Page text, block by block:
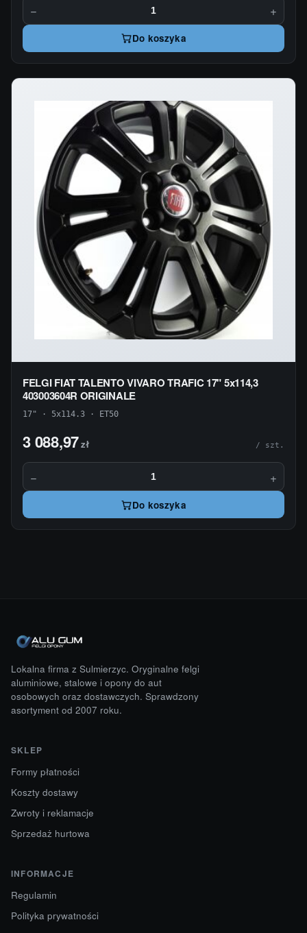
− +
Do koszyka
FELGI FIAT TALENTO VIVARO TRAFIC 17" 5x114,3
403003604R ORIGINALE
17" · 5x114.3 · ET50
3 088,97zł / szt.
− +
Do koszyka
Lokalna firma z Sulmierzyc. Oryginalne felgi
aluminiowe, stalowe i opony do aut
osobowych oraz dostawczych. Sprawdzony
asortyment od 2007 roku.
SKLEP
Formy płatności
Koszty dostawy
Zwroty i reklamacje
Sprzedaż hurtowa
INFORMACJE
Regulamin
Polityka prywatności